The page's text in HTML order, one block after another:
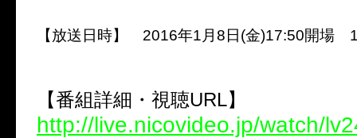
【放送日時】 2016年1月8日(金)17:50開場
【番組詳細・視聴URL】
http://live.nicovideo.jp/watch/